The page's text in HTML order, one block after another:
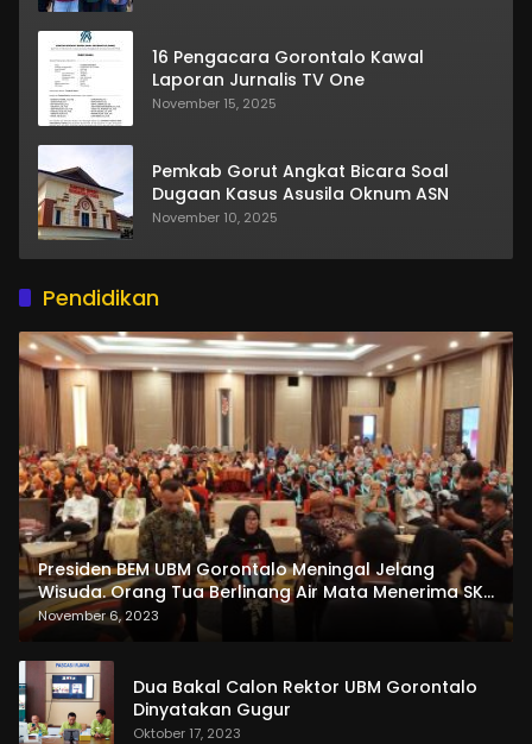
16 Pengacara Gorontalo Kawal
Laporan Jurnalis TV One
November 15, 2025
Pemkab Gorut Angkat Bicara Soal
Dugaan Kasus Asusila Oknum ASN
November 10, 2025
Pendidikan
Presiden BEM UBM Gorontalo Meningal Jelang
Wisuda. Orang Tua Berlinang Air Mata Menerima SKL
dan Pemasangan Salempang
November 6, 2023
Dua Bakal Calon Rektor UBM Gorontalo
Dinyatakan Gugur
Oktober 17, 2023